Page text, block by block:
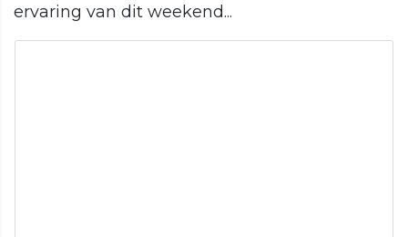
ervaring van dit weekend...